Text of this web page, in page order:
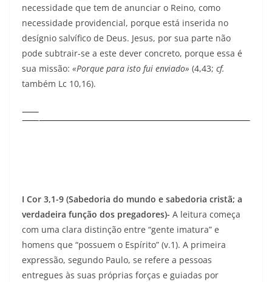
necessidade que tem de anunciar o Reino, como
necessidade providencial, porque está inserida no
desígnio salvífico de Deus. Jesus, por sua parte não
pode subtrair-se a este dever concreto, porque essa é
sua missão: «Porque para isto fui enviado» (4,43; cf.
também Lc 10,16).
I Cor 3,1-9 (Sabedoria do mundo e sabedoria cristã; a
verdadeira função dos pregadores)- A leitura começa
com uma clara distinção entre “gente imatura” e
homens que “possuem o Espírito” (v.1). A primeira
expressão, segundo Paulo, se refere a pessoas
entregues às suas próprias forças e guiadas por